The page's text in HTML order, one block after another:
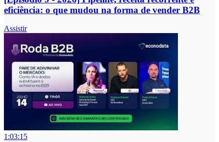
eficiência: o que mudou na forma de vender B2B
Assistir
1:03:15